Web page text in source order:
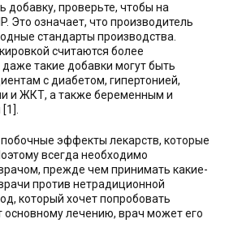
добавку, проверьте, чтобы на
Это означает, что производитель
стандарты производства.
считаются более
такие добавки могут быть
с диабетом, гипертонией,
и ЖКТ, а также беременным и
эффекты лекарств, которые
всегда необходимо
прежде чем принимать какие-
против нетрадиционной
который хочет попробовать
лечению, врач может его